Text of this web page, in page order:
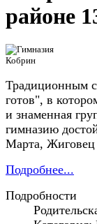
районе
Традиционным
готов", в
и знаменная
гимназию
Марта,
Подробнее...
Подробности